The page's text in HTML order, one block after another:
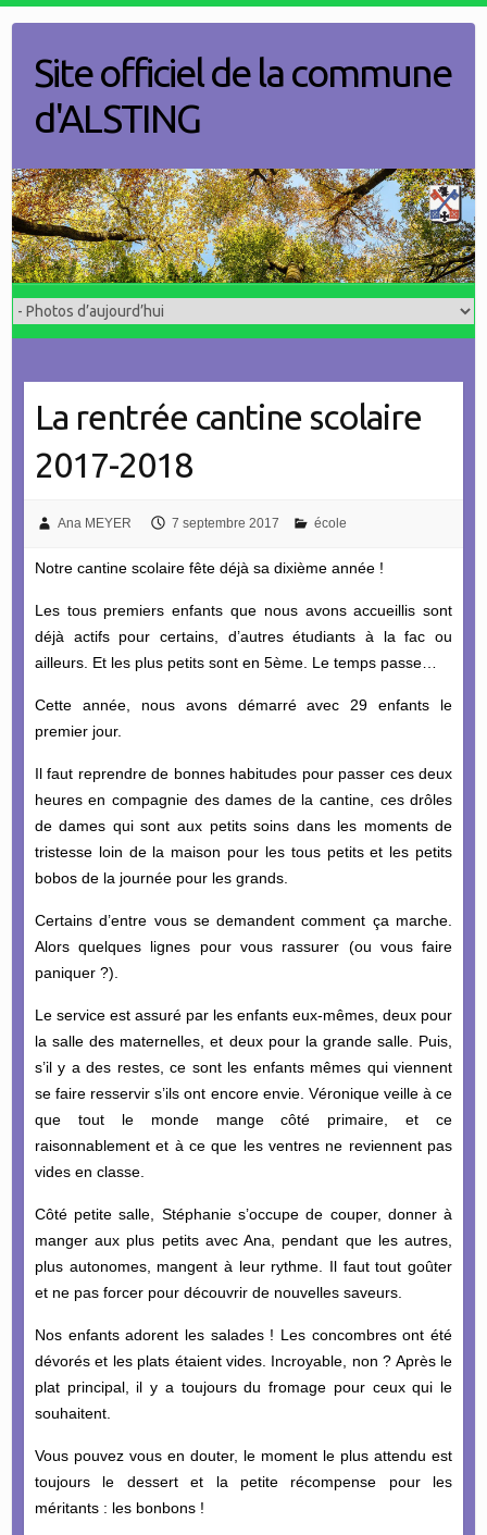
contentSite officiel de la commune
d'ALSTING
La rentrée cantine scolaire
2017-2018
Ana MEYER 7 septembre 2017 école
Notre cantine scolaire fête déjà sa dixième année !
Les tous premiers enfants que nous avons accueillis sont
déjà actifs pour certains, d’autres étudiants à la fac ou
ailleurs. Et les plus petits sont en 5ème. Le temps passe…
Cette année, nous avons démarré avec 29 enfants le
premier jour.
Il faut reprendre de bonnes habitudes pour passer ces deux
heures en compagnie des dames de la cantine, ces drôles
de dames qui sont aux petits soins dans les moments de
tristesse loin de la maison pour les tous petits et les petits
bobos de la journée pour les grands.
Certains d’entre vous se demandent comment ça marche.
Alors quelques lignes pour vous rassurer (ou vous faire
paniquer ?).
Le service est assuré par les enfants eux-mêmes, deux pour
la salle des maternelles, et deux pour la grande salle. Puis,
s’il y a des restes, ce sont les enfants mêmes qui viennent
se faire resservir s’ils ont encore envie. Véronique veille à ce
que tout le monde mange côté primaire, et ce
raisonnablement et à ce que les ventres ne reviennent pas
vides en classe.
Côté petite salle, Stéphanie s’occupe de couper, donner à
manger aux plus petits avec Ana, pendant que les autres,
plus autonomes, mangent à leur rythme. Il faut tout goûter
et ne pas forcer pour découvrir de nouvelles saveurs.
Nos enfants adorent les salades ! Les concombres ont été
dévorés et les plats étaient vides. Incroyable, non ? Après le
plat principal, il y a toujours du fromage pour ceux qui le
souhaitent.
Vous pouvez vous en douter, le moment le plus attendu est
toujours le dessert et la petite récompense pour les
méritants : les bonbons !